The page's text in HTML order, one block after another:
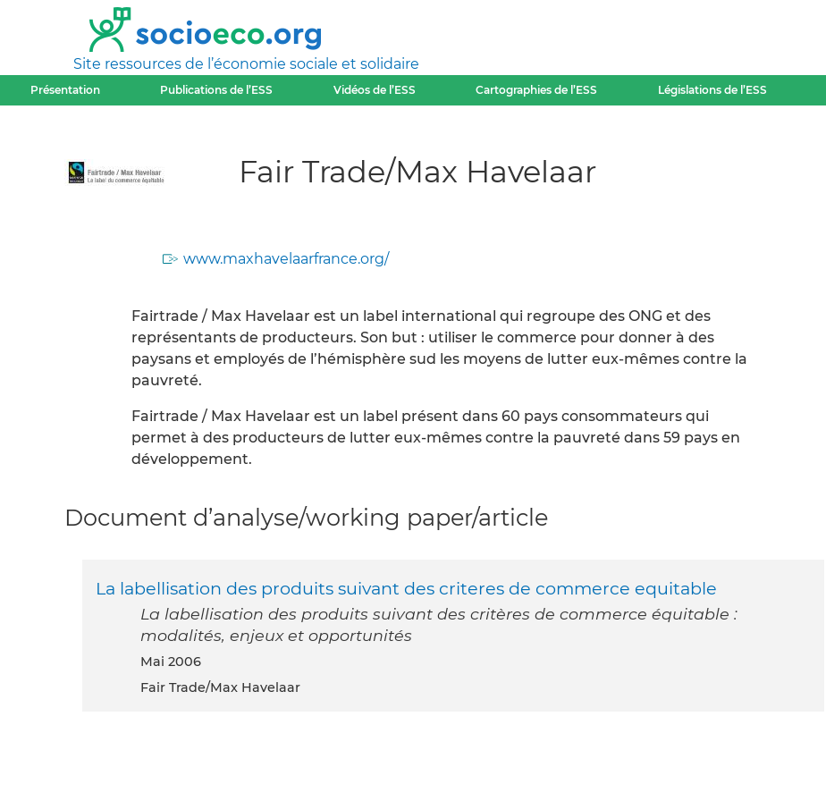
Site ressources de l’économie sociale et solidaire
Présentation Publications de l’ESS Vidéos de l’ESS Cartographies de l’ESS Législations de l’ESS
Fair Trade/Max Havelaar
www.maxhavelaarfrance.org/
Fairtrade / Max Havelaar est un label international qui regroupe des ONG et des
représentants de producteurs. Son but : utiliser le commerce pour donner à des
paysans et employés de l’hémisphère sud les moyens de lutter eux-mêmes contre la
pauvreté.
Fairtrade / Max Havelaar est un label présent dans 60 pays consommateurs qui
permet à des producteurs de lutter eux-mêmes contre la pauvreté dans 59 pays en
développement.
Document d’analyse/working paper/article
La labellisation des produits suivant des criteres de commerce equitable
La labellisation des produits suivant des critères de commerce équitable :
modalités, enjeux et opportunités
mai 2006
Fair Trade/Max Havelaar